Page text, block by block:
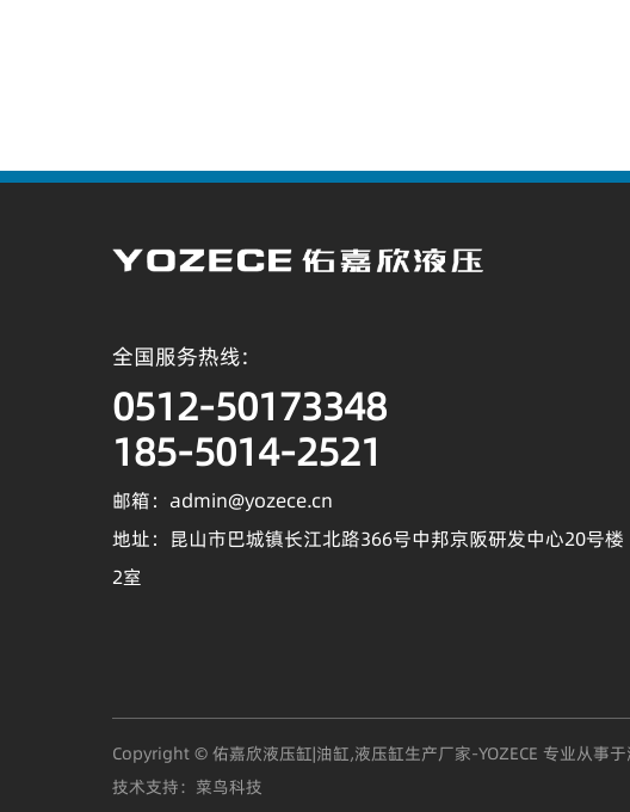
全国服务热线:
0512-50173348
185-5014-2521
邮箱：admin@yozece.cn
地址：昆山市巴城镇长江北路366号中邦京阪研发中心20号楼
2室
Copyright © 佑嘉欣液压缸|油缸,液压缸生产厂家-YOZECE 专业从事于
技术支持： 菜鸟科技